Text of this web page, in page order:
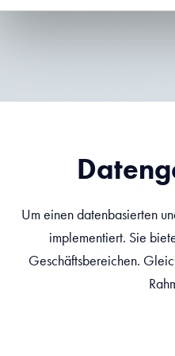
Um einen datenbasierten
implementiert. Sie
Geschäftsbereichen.